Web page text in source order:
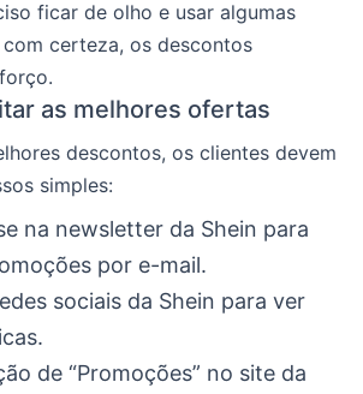
ficar de olho e usar algumas
certeza, os descontos
as melhores ofertas
descontos, os clientes devem
simples:
na newsletter da Shein para
por e-mail.
sociais da Shein para ver
de “Promoções” no site da